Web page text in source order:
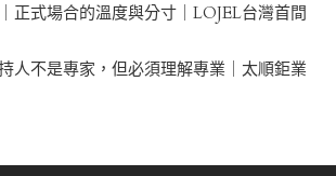
正式場合的溫度與分寸｜LOJEL台灣首間
人不是專家，但必須理解專業｜太順鉅業